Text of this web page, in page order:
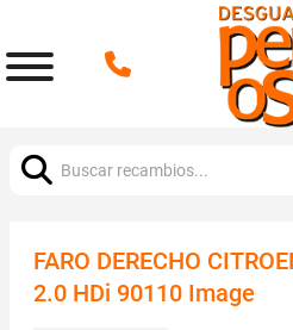
FARO DERECHO
2.0 HDi 90110 Image